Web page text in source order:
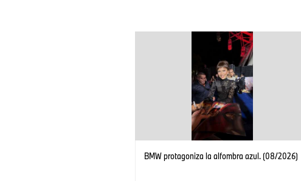
BMW protagoniza la alfombra azul. (08/2026)